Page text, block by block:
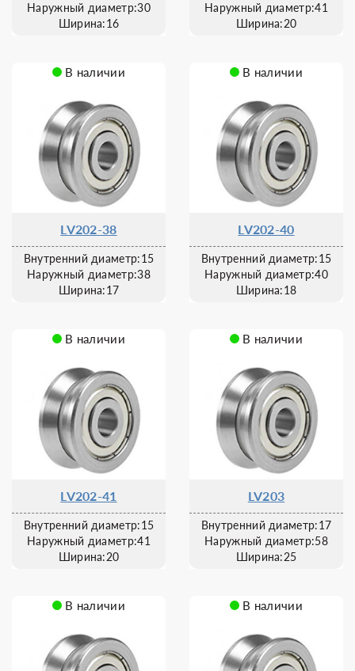
Наружный диаметр:30
Ширина:16
Наружный диаметр:41
Ширина:20
В наличии
LV202-38
Внутренний диаметр:15
Наружный диаметр:38
Ширина:17
В наличии
LV202-40
Внутренний диаметр:15
Наружный диаметр:40
Ширина:18
В наличии
LV202-41
Внутренний диаметр:15
Наружный диаметр:41
Ширина:20
В наличии
LV203
Внутренний диаметр:17
Наружный диаметр:58
Ширина:25
В наличии В наличии